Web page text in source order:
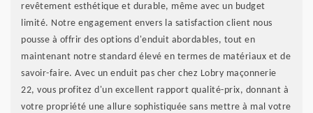
revêtement esthétique et durable, même avec un budget
limité. Notre engagement envers la satisfaction client nous
pousse à offrir des options d'enduit abordables, tout en
maintenant notre standard élevé en termes de matériaux et de
savoir-faire. Avec un enduit pas cher chez Lobry maçonnerie
22, vous profitez d'un excellent rapport qualité-prix, donnant à
votre propriété une allure sophistiquée sans mettre à mal votre